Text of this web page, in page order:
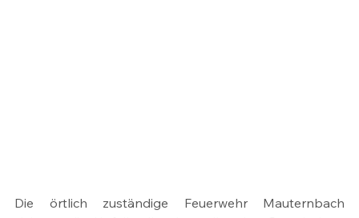
Die örtlich zuständige Feuerwehr Mauternbach